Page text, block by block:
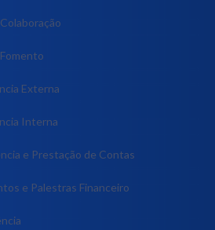
Externa
Interna
e Prestação de Contas
e Palestras Financeiro